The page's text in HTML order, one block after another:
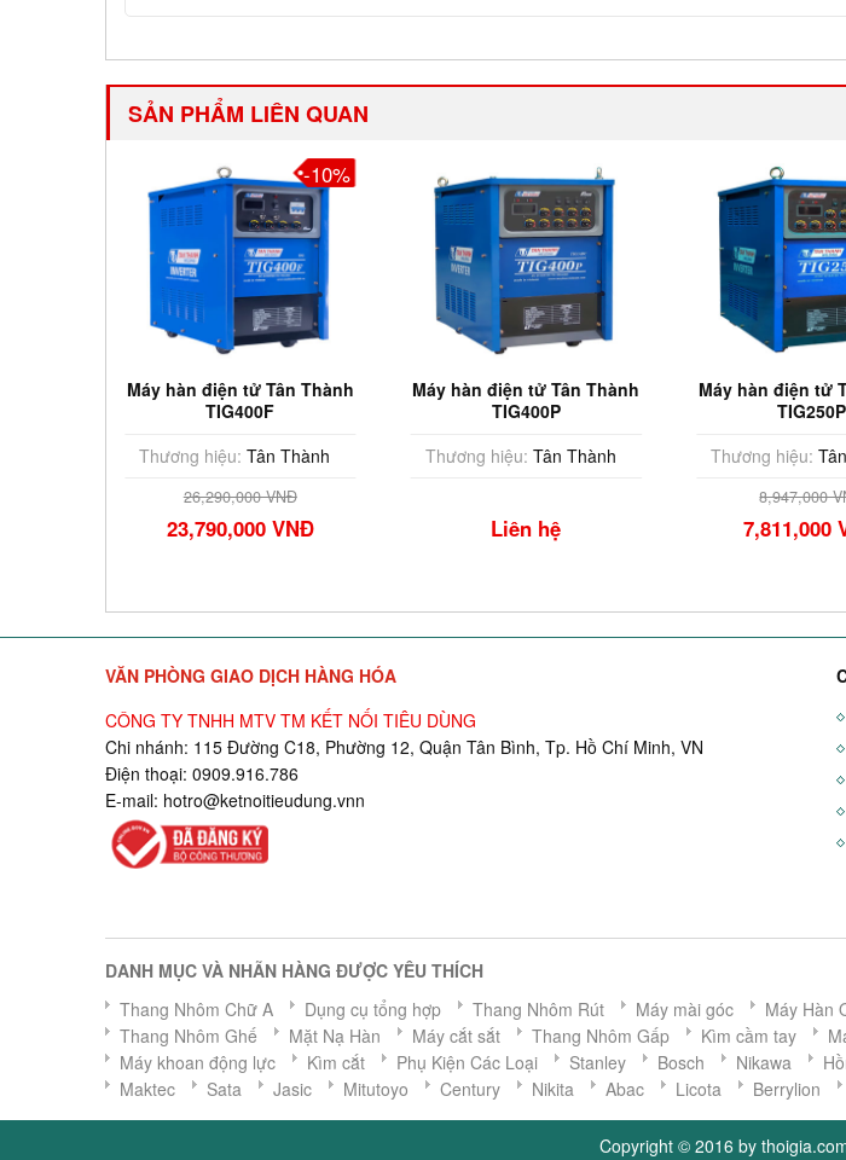
SẢN PHẨM LIÊN QUAN
Máy hàn điện tử Tân Thành
TIG400F
Thương hiệu: Tân Thành
26,290,000 VNĐ
23,790,000 VNĐ
-10%
Máy hàn điện tử Tân Thành
TIG400P
Thương hiệu: Tân Thành
Liên hệ
Máy hàn điện tử
TIG250P
Thương hiệu:
8,947,000
7,811,000
VĂN PHÒNG GIAO DỊCH HÀNG HÓA
CÔNG TY TNHH MTV TM KẾT NỐI TIÊU DÙNG
Chi nhánh: 115 Đường C18, Phường 12, Quận Tân Bình, Tp. Hồ Chí Minh, VN
Điện thoại: 0909.916.786
E-mail: hotro@ketnoitieudung.vnn
DANH MỤC VÀ NHÃN HÀNG ĐƯỢC YÊU THÍCH
Thang Nhôm Chữ A
Dụng cụ tổng hợp Thang Nhôm Rút Máy mài góc Máy Hàn
Thang Nhôm Ghế
Mặt Nạ Hàn Máy cắt sắt Thang Nhôm Gấp Kìm cầm tay
Máy khoan động lực
Kìm cắt Phụ Kiện Các Loại Stanley Bosch Nikawa
Maktec
Sata Jasic Mitutoyo Century Nikita Abac Licota Berrylion
Copyright © 2016 by